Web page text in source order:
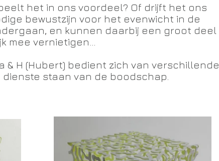
het in ons voordeel? Of drijft het ons
bewustzijn voor het evenwicht in de
en kunnen daarbij een groot deel
vernietigen...
& H (Hubert) bedient zich van verschillende
staan van de boodschap.